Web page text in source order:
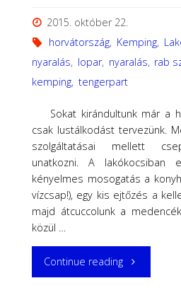
2015. október 22.
horvátország, Kemping,
nyaralás, lopar, nyaralás, rab
kemping, tengerpart
Sokat kirándultunk már a
csak lustálkodást tervezünk.
szolgáltatásai mellett
unatkozni. A lakókocsiban
kényelmes mosogatás a
vízcsap!), egy kis ejtőzés a
majd átcuccolunk a
közül …
Continue reading"Egy